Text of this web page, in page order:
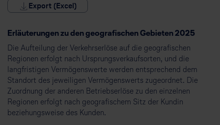
Export (Excel)
Erläuterungen zu den geografischen Gebieten 2025
Die Aufteilung der Verkehrserlöse auf die geografischen
Regionen erfolgt nach Ursprungsverkaufsorten, und die
langfristigen Vermögenswerte werden entsprechend dem
Standort des jeweiligen Vermögenswerts zugeordnet. Die
Zuordnung der anderen Betriebserlöse zu den einzelnen
Regionen erfolgt nach geografischem Sitz der Kundin
beziehungsweise des Kunden.